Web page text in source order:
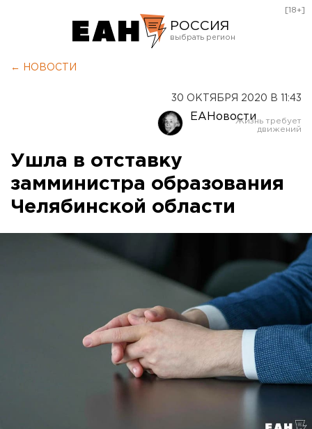
РОССИЯ
Оренбург
[18+]
← НОВОСТИ
30 ОКТЯБРЯ 2020 В 11:43
ЕАНовости
Ушла в отставку
замминистра образования
Челябинской области